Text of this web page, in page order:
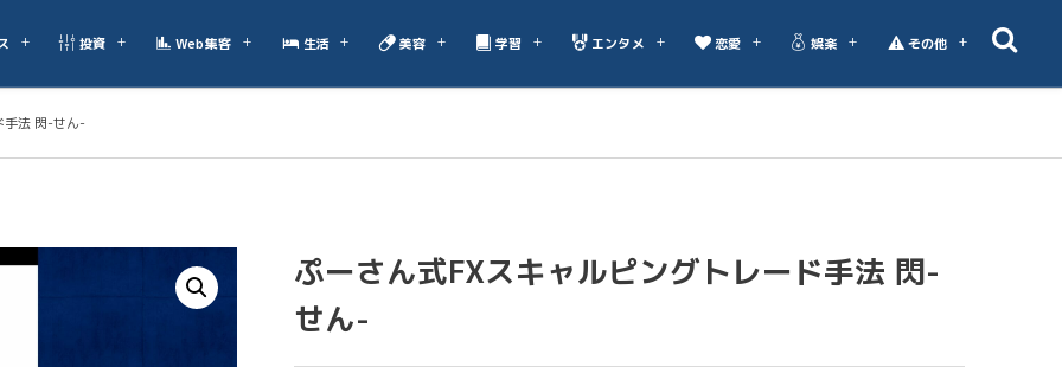
投資 Web集客 生活 美容 学習 エンタメ 恋愛 娯楽 その他
手法 閃-せん-
ぷーさん式FXスキャルピングトレード手法 閃-
せん-